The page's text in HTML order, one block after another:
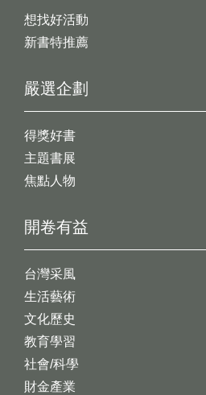
想找好活動
新書特推薦
開卷有益
台灣采風
生活藝術
文化歷史
教育學習
社會/科學
財金產業
嚴選企劃
得獎好書
主題書展
焦點人物